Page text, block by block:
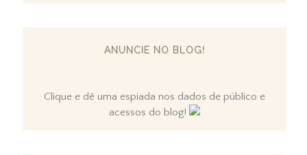
ANUNCIE NO BLOG!
Clique e dê uma espiada nos dados de público e
acessos do blog!